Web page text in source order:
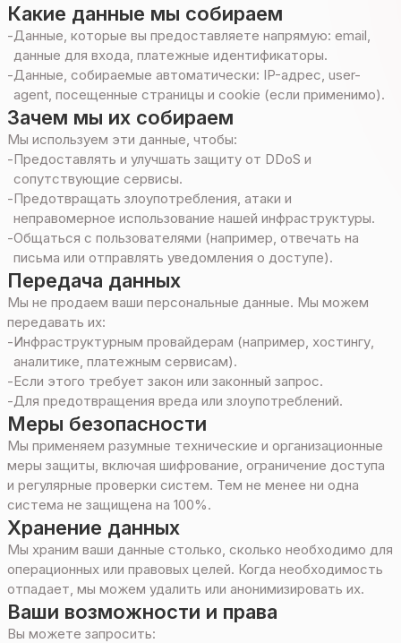
Какие данные мы собираем
-Данные, которые вы предоставляете напрямую: email,
данные для входа, платежные идентификаторы.
-Данные, собираемые автоматически: IP-адрес, user-
agent, посещенные страницы и cookie (если применимо).
Зачем мы их собираем
Мы используем эти данные, чтобы:
-Предоставлять и улучшать защиту от DDoS и
сопутствующие сервисы.
-Предотвращать злоупотребления, атаки и
неправомерное использование нашей инфраструктуры.
-Общаться с пользователями (например, отвечать на
письма или отправлять уведомления о доступе).
Передача данных
Мы не продаем ваши персональные данные. Мы можем
передавать их:
-Инфраструктурным провайдерам (например, хостингу,
аналитике, платежным сервисам).
-Если этого требует закон или законный запрос.
-Для предотвращения вреда или злоупотреблений.
Меры безопасности
Мы применяем разумные технические и организационные
меры защиты, включая шифрование, ограничение доступа
и регулярные проверки систем. Тем не менее ни одна
система не защищена на 100%.
Хранение данных
Мы храним ваши данные столько, сколько необходимо для
операционных или правовых целей. Когда необходимость
отпадает, мы можем удалить или анонимизировать их.
Ваши возможности и права
Вы можете запросить: